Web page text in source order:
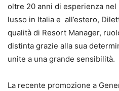
oltre 20 anni di esperienza nel
lusso in Italia e all’estero,
qualità di Resort Manager,
distinta grazie alla sua
unite a una grande sensibilità.
La recente promozione a